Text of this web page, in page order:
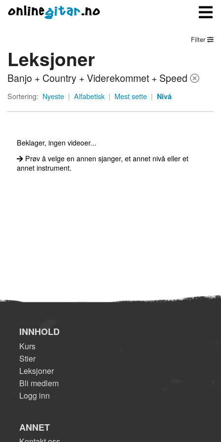
Meny
Logg inn
Filter
Leksjoner
Banjo + Country + Viderekommet + Speed
Sortering: Nyeste | Alfabetisk | Mest sette | Nivå
Beklager, ingen videoer...
Prøv å velge en annen sjanger, et annet nivå eller et
annet instrument.
INNHOLD
Kurs
Stier
Leksjoner
Bli medlem
Logg inn
ANNET